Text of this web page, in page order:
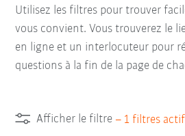
Utilisez les filtres pour trouver
vous convient. Vous trouverez le
en ligne et un interlocuteur pour
questions à la fin de la page de
Afficher le filtre – 1 filtres